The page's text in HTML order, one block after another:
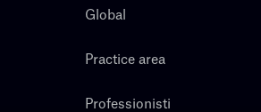
Global
Practice area
Professionisti